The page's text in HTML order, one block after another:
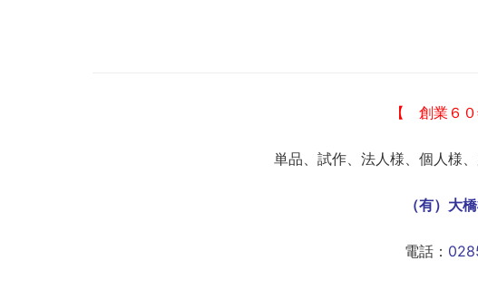
【 創業６
単品、試作、法人様、個人様
（有）大
電話：